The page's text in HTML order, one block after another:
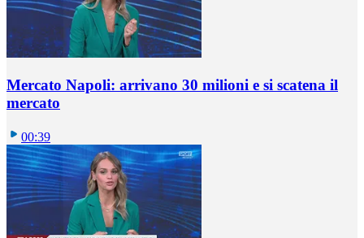
Mercato Napoli: arrivano 30 milioni e si scatena il
mercato
00:39